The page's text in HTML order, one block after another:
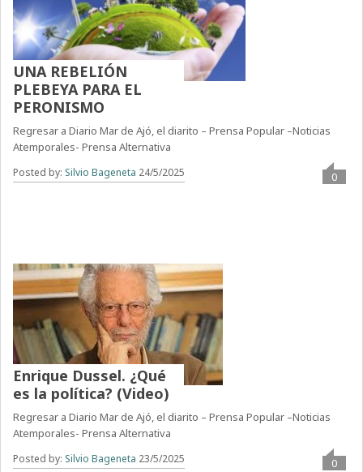
UNA REBELIÓN
PLEBEYA PARA EL
PERONISMO
Regresar a Diario Mar de Ajó, el diarito – Prensa Popular –Noticias
Atemporales- Prensa Alternativa
Posted by: Silvio Bageneta 24/5/2025 0
Enrique Dussel. ¿Qué
es la política? (Video)
Regresar a Diario Mar de Ajó, el diarito – Prensa Popular –Noticias
Atemporales- Prensa Alternativa
Posted by: Silvio Bageneta 23/5/2025 0